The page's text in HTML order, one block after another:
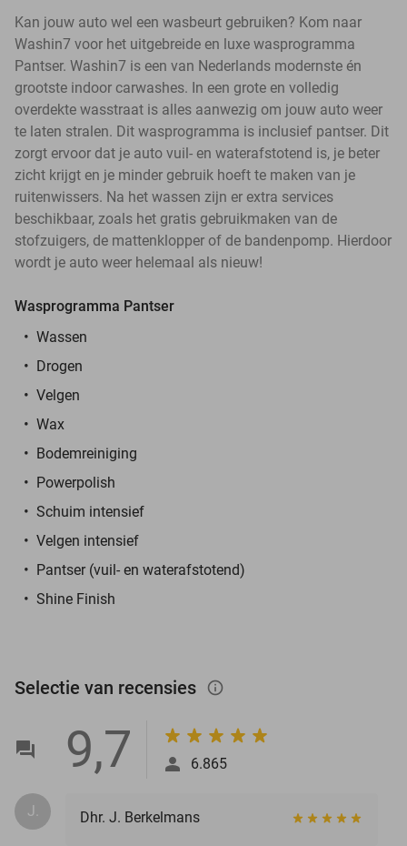
Kan jouw auto wel een wasbeurt gebruiken? Kom naar
Washin7 voor het uitgebreide en luxe wasprogramma
Pantser. Washin7 is een van Nederlands modernste én
grootste indoor carwashes. In een grote en volledig
overdekte wasstraat is alles aanwezig om jouw auto weer
te laten stralen. Dit wasprogramma is inclusief pantser. Dit
zorgt ervoor dat je auto vuil- en waterafstotend is, je beter
zicht krijgt en je minder gebruik hoeft te maken van je
ruitenwissers. Na het wassen zijn er extra services
beschikbaar, zoals het gratis gebruikmaken van de
stofzuigers, de mattenklopper of de bandenpomp. Hierdoor
wordt je auto weer helemaal als nieuw!
Wasprogramma Pantser
Wassen
Drogen
Velgen
Wax
Bodemreiniging
Powerpolish
Schuim intensief
Velgen intensief
Pantser (vuil- en waterafstotend)
Shine Finish
Selectie van recensies info_outlined
9,7 6.865
J. Dhr. J. Berkelmans